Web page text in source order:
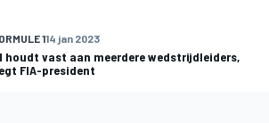
114 jan 2023
houdt vast aan meerdere wedstrijdleiders,
FIA-president